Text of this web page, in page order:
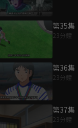
第35集
23分鐘
第36集
23分鐘
第37集
23分鐘